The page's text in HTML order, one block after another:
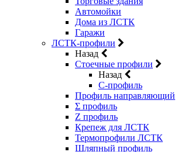
Автомойки
Дома из ЛСТК
Гаражи
ЛСТК-профили
Назад
Стоечные профили
Назад
C-профиль
Профиль направляющий
Σ профиль
Z профиль
Крепеж для ЛСТК
Термопрофили ЛСТК
Шляпный профиль